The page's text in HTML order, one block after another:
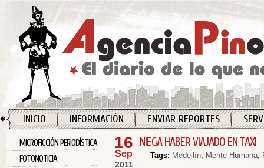
INICIO INFORMACIÓN ENVIAR REPORTES
MICROFICCIÓN PERIODÍSTICA
FOTONOTICIA
16
Sep
2011
NIEGA HABER VIAJADO EN TAXI
Tags: Medellín, Mente Humana,